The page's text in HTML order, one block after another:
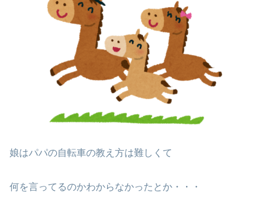
娘はパパの自転車の教え方は難しくて
何を言ってるのかわからなかったとか・・・